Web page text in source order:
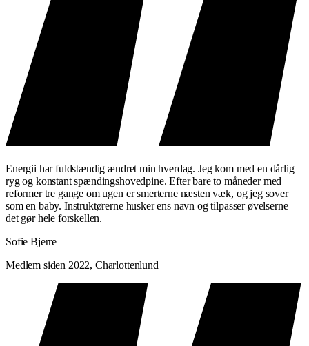
Energii har fuldstændig ændret min hverdag. Jeg kom med en dårlig
ryg og konstant spændingshovedpine. Efter bare to måneder med
reformer tre gange om ugen er smerterne næsten væk, og jeg sover
som en baby. Instruktørerne husker ens navn og tilpasser øvelserne –
det gør hele forskellen.
Sofie Bjerre
Medlem siden 2022, Charlottenlund